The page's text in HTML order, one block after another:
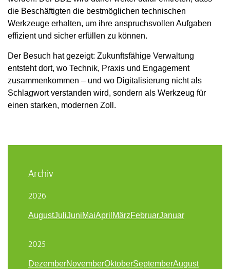
die Beschäftigten die bestmöglichen technischen
Werkzeuge erhalten, um ihre anspruchsvollen Aufgaben
effizient und sicher erfüllen zu können.
Der Besuch hat gezeigt: Zukunftsfähige Verwaltung
entsteht dort, wo Technik, Praxis und Engagement
zusammenkommen – und wo Digitalisierung nicht als
Schlagwort verstanden wird, sondern als Werkzeug für
einen starken, modernen Zoll.
Archiv
2026
AugustJuliJuniMaiApril MärzFebruarJanuar
2025
DezemberNovemberOktoberSeptemberAugust